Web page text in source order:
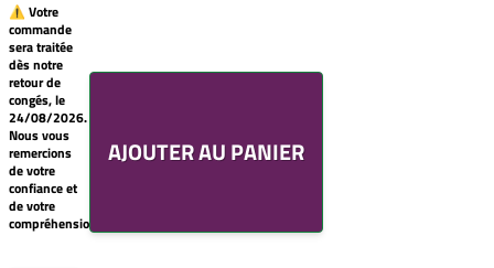
⚠ Votre
commande
sera traitée
dès notre
retour de
congés, le
24/08/2026.
Nous vous
remercions
de votre
confiance et
de votre
compréhension.
AJOUTER AU PANIER
Votre
liste
de
souhaits
Un
produit
0,00€
Créer
une
nouvelle